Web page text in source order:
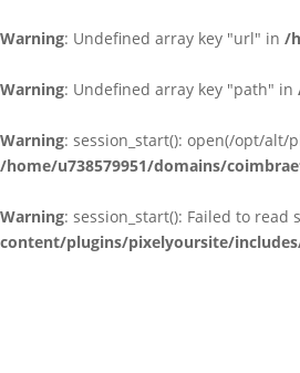
Warning: Undefined array key "url" in /
Warning: Undefined array key "path" in
Warning: session_start(): open(/opt/alt/
/home/u738579951/domains/
Warning: session_start(): Failed to
content/plugins/pixelyoursite/